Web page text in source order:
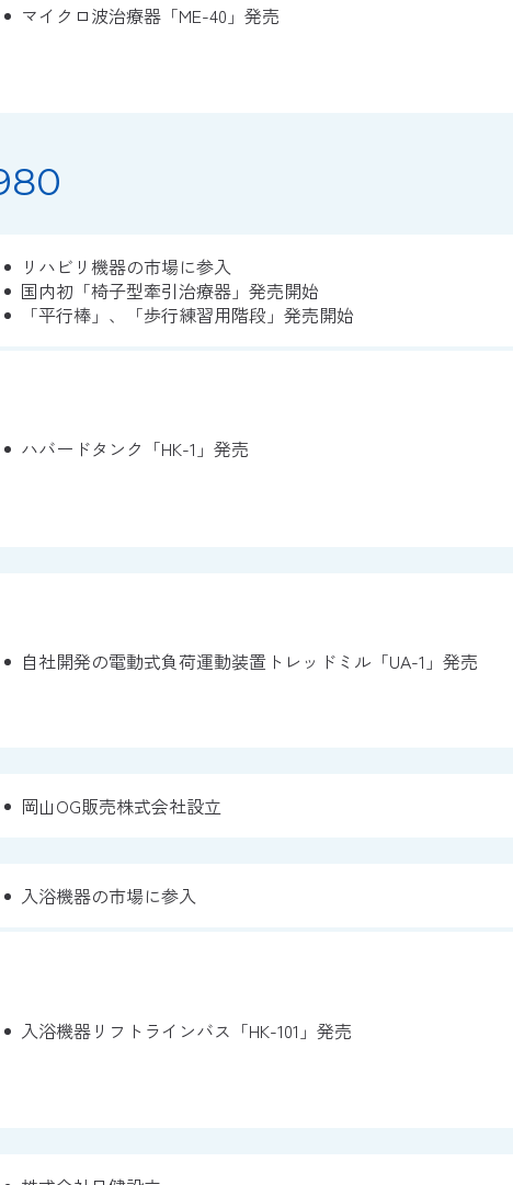
マイクロ波治療器「ME-40」発売
リハビリ機器の市場に参入
国内初「椅子型牽引治療器」発売開始
「平行棒」、「歩行練習用階段」発売開始
ハバードタンク「HK-1」発売
自社開発の電動式負荷運動装置トレッドミル「UA-1」発売
岡山OG販売株式会社設立
入浴機器の市場に参入
入浴機器リフトラインバス「HK-101」発売